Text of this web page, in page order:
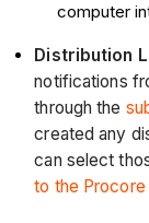
computer
Distribution
notifications
through the
created any
can select
to the